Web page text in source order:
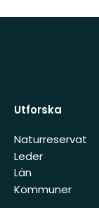
Utforska
Naturreservat
Leder
Län
Kommuner